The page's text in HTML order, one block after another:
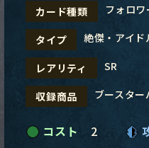
カード種類 フォロワ
タイプ 絶傑・アイド
レアリティ SR
収録商品 ブースター
コスト 2